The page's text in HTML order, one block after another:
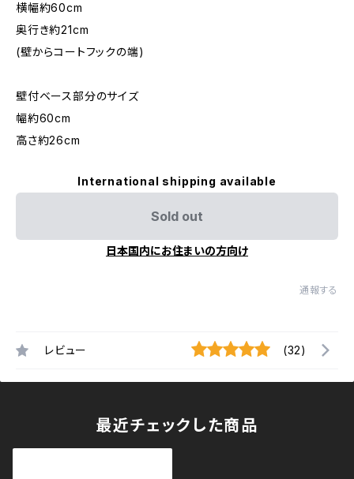
横幅約60cm
奥行き約21cm
(壁からコートフックの端)
壁付ベース部分のサイズ
幅約60cm
高さ約26cm
International shipping available
Sold out
日本国内にお住まいの方向け
通報する
レビュー (32)
最近チェックした商品